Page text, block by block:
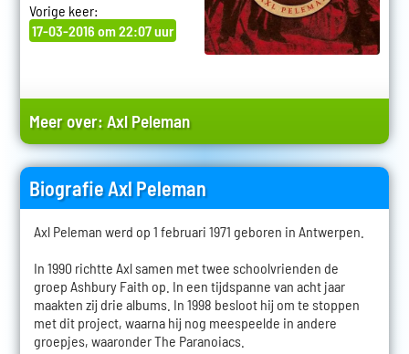
Vorige keer:
17-03-2016 om 22:07 uur
Meer over:Axl Peleman
Biografie Axl Peleman
Axl Peleman werd op 1 februari 1971 geboren in Antwerpen.
In 1990 richtte Axl samen met twee schoolvrienden de
groep Ashbury Faith op. In een tijdspanne van acht jaar
maakten zij drie albums. In 1998 besloot hij om te stoppen
met dit project, waarna hij nog meespeelde in andere
groepjes, waaronder The Paranoiacs.